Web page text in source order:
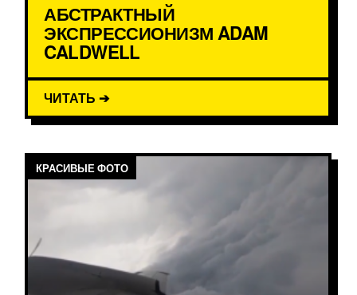
АБСТРАКТНЫЙ
ЭКСПРЕССИОНИЗМ ADAM
CALDWELL
ЧИТАТЬ ➔
КРАСИВЫЕ ФОТО